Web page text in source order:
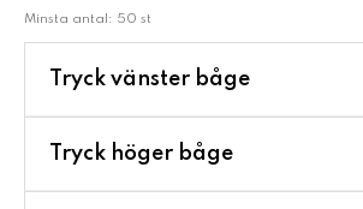
Minsta antal: 50 st
Tryck vänster båge
Tryck höger båge